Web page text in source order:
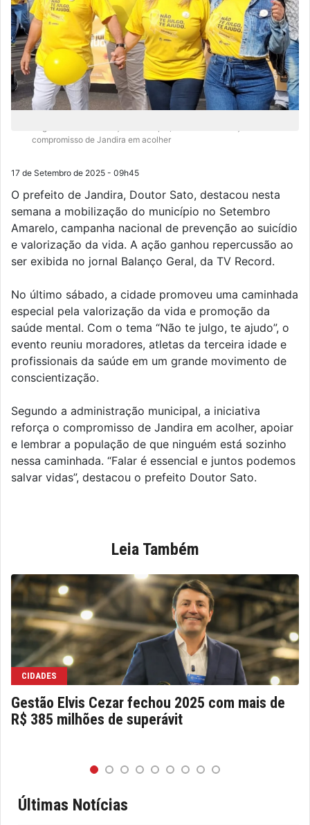
compromisso de Jandira em acolher
17 de Setembro de 2025 - 09h45
O prefeito de Jandira, Doutor Sato, destacou nesta
semana a mobilização do município no Setembro
Amarelo, campanha nacional de prevenção ao suicídio
e valorização da vida. A ação ganhou repercussão ao
ser exibida no jornal Balanço Geral, da TV Record.
No último sábado, a cidade promoveu uma caminhada
especial pela valorização da vida e promoção da
saúde mental. Com o tema “Não te julgo, te ajudo”, o
evento reuniu moradores, atletas da terceira idade e
profissionais da saúde em um grande movimento de
conscientização.
Segundo a administração municipal, a iniciativa
reforça o compromisso de Jandira em acolher, apoiar
e lembrar a população de que ninguém está sozinho
nessa caminhada. “Falar é essencial e juntos podemos
salvar vidas”, destacou o prefeito Doutor Sato.
Leia Também
CIDADES
Gestão Elvis Cezar fechou 2025 com mais de
R$ 385 milhões de superávit
Últimas Notícias